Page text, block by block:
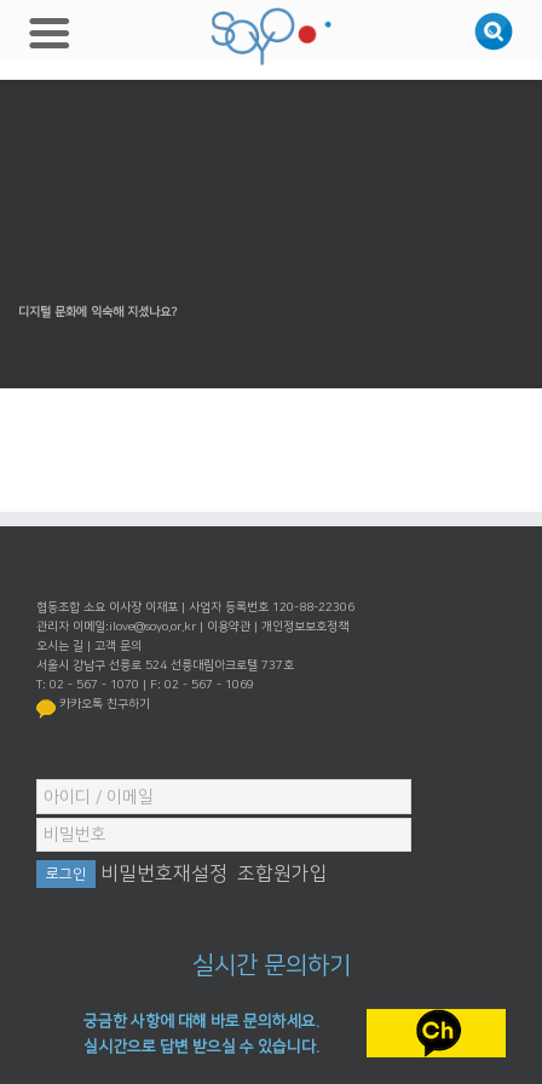
디지털 문화에 익숙해 지셨나요?
협동조합 소요 이사장 이재포 | 사업자 등록번호 120-88-22306
관리자 이메일:ilove@soyo.or.kr | 이용약관 | 개인정보보호정책
오시는 길 | 고객 문의
서울시 강남구 선릉로 524 선릉대림아크로텔 737호
T: 02 - 567 - 1070 | F: 02 - 567 - 1069
카카오톡 친구하기
비밀번호재설정 조합원가입
실시간 문의하기
궁금한 사항에 대해 바로 문의하세요.
실시간으로 답변 받으실 수 있습니다.